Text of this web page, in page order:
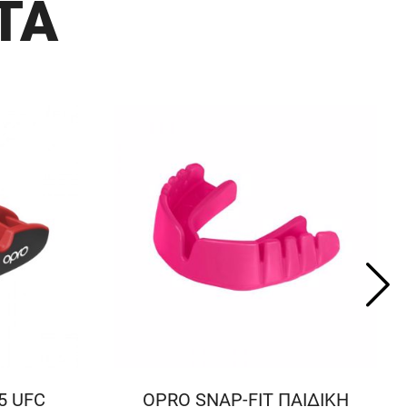
UFC OPRO SNAP-FIT ΠΑΙΔΙΚΗ